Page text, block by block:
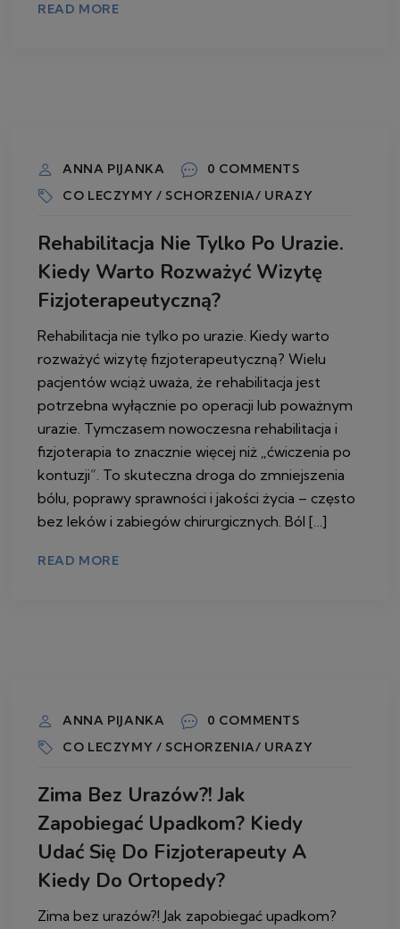
READ MORE
ANNA PIJANKA
0 COMMENTS
CO LECZYMY / SCHORZENIA/ URAZY
Rehabilitacja Nie Tylko Po Urazie.
Kiedy Warto Rozważyć Wizytę
Fizjoterapeutyczną?
Rehabilitacja nie tylko po urazie. Kiedy warto
rozważyć wizytę fizjoterapeutyczną? Wielu
pacjentów wciąż uważa, że rehabilitacja jest
potrzebna wyłącznie po operacji lub poważnym
urazie. Tymczasem nowoczesna rehabilitacja i
fizjoterapia to znacznie więcej niż „ćwiczenia po
kontuzji”. To skuteczna droga do zmniejszenia
bólu, poprawy sprawności i jakości życia – często
bez leków i zabiegów chirurgicznych. Ból […]
READ MORE
ANNA PIJANKA
0 COMMENTS
CO LECZYMY / SCHORZENIA/ URAZY
Zima Bez Urazów?! Jak
Zapobiegać Upadkom? Kiedy
Udać Się Do Fizjoterapeuty A
Kiedy Do Ortopedy?
Zima bez urazów?! Jak zapobiegać upadkom?